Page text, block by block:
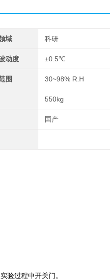
域 科研
动度 ±0.5℃
围 30~98% R.H
550kg
国产
验过程中开关门。